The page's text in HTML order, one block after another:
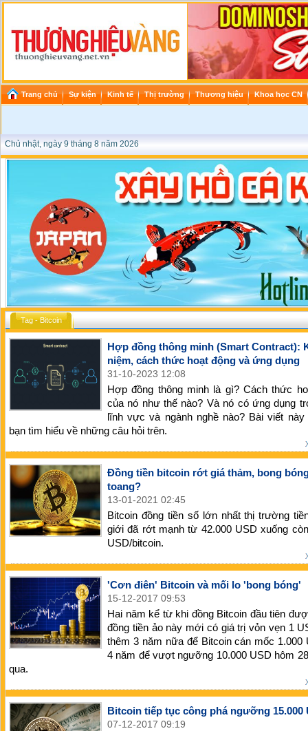
Trang chủ Sự kiện Kinh tế Thị trường Thương hiệu Khoa học CN
Chủ nhật, ngày 9 tháng 8 năm 2026
Tag - Bitcoin
Hợp đồng thông minh (Smart Contract):
niệm, cách thức hoạt động và ứng dụng
31-10-2023 12:08
Hợp đồng thông minh là gì? Cách thức
của nó như thế nào? Và nó có ứng dụng
lĩnh vực và ngành nghề nào? Bài viết này
bạn tìm hiểu về những câu hỏi trên.
Đồng tiền bitcoin rớt giá thảm, bong
toang?
13-01-2021 02:45
Bitcoin đồng tiền số lớn nhất thị trường
giới đã rớt mạnh từ 42.000 USD xuống
USD/bitcoin.
'Cơn điên' Bitcoin và mối lo 'bong bóng'
15-12-2017 09:53
Hai năm kể từ khi đồng Bitcoin đầu tiên
đồng tiền ảo này mới có giá trị vỏn vẹn 1
thêm 3 năm nữa để Bitcoin cán mốc 1.000
4 năm để vượt ngưỡng 10.000 USD hôm
qua.
Bitcoin tiếp tục công phá ngưỡng 15.000
07-12-2017 09:19